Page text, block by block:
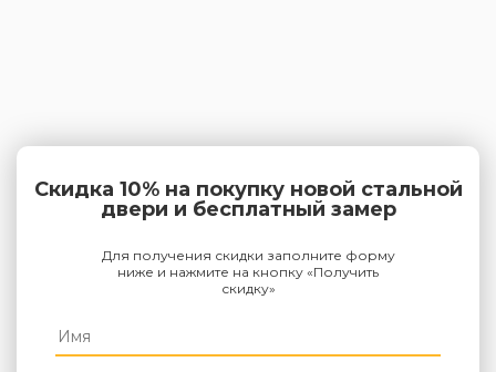
Скидка 10% на покупку новой стальной
двери и бесплатный замер
Для получения скидки заполните форму
ниже и нажмите на кнопку «Получить
скидку»